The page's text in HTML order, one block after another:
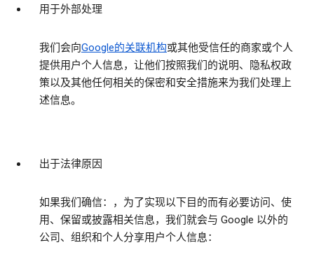
用于外部处理
我们会向Google的关联机构或其他受信任的商家或个人
提供用户个人信息，让他们按照我们的说明、隐私权政
策以及其他任何相关的保密和安全措施来为我们处理上
述信息。
出于法律原因
如果我们确信：，为了实现以下目的而有必要访问、使
用、保留或披露相关信息，我们就会与 Google 以外的
公司、组织和个人分享用户个人信息：